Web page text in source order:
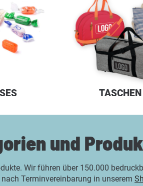
TASCHEN
und
Wir führen über 150.000
Terminvereinbarung in unserem